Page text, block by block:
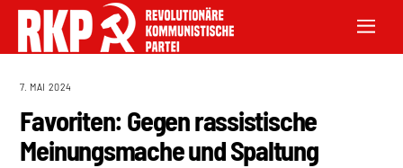
7. MAI 2024
Favoriten: Gegen rassistische
Meinungsmache und Spaltung